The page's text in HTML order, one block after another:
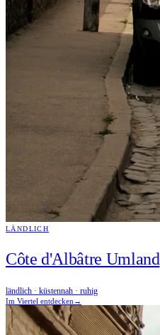
LÄNDLICH
Côte d'Albâtre Umland
ländlich · küstennah · ruhig
Im Viertel entdecken →